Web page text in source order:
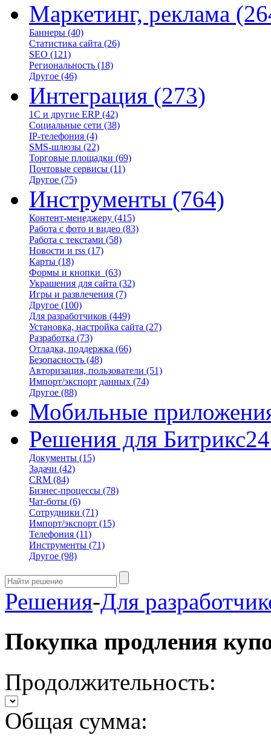
Маркетинг, реклама
Баннеры (40)
Статистика сайта (26)
SEO (121)
Региональность (18)
Другое (46)
Интеграция (273)
1С и другие ERP (42)
Социальные сети (38)
IP-телефония (4)
SMS-шлюзы (22)
Торговые площадки (69)
Почтовые сервисы (11)
Другое (75)
Инструменты (764)
Контент-менеджеру (415)
Работа с фото и видео (83)
Работа с текстами (58)
Новости и rss (17)
Карты (18)
Формы и кнопки (63)
Украшения для сайта (32)
Игры и развлечения (7)
Другое (100)
Для разработчиков (449)
Установка, настройка сайта (27)
Разработка (73)
Отладка, поддержка (66)
Безопасность (48)
Авторизация, пользователи (51)
Импорт/экспорт данных (74)
Другое (88)
Мобильные
Решения для Битрикс24
Документы (15)
Задачи (42)
CRM (84)
Бизнес-процессы (78)
Чат-боты (6)
Сотрудники (71)
Импорт/экспорт (15)
Телефония (11)
Инструменты (71)
Другое (98)
Решения-Для
Покупка продления
Продолжительность:
Общая сумма: